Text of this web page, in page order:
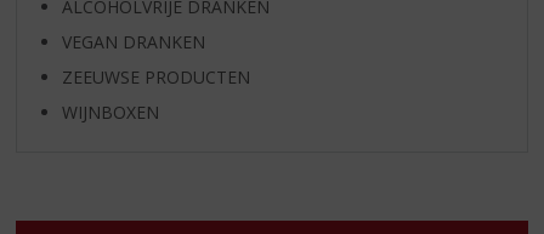
ALCOHOLVRIJE DRANKEN
VEGAN DRANKEN
ZEEUWSE PRODUCTEN
WIJNBOXEN